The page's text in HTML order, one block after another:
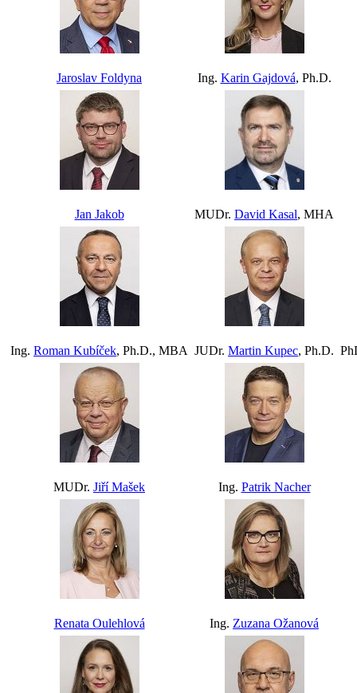
Jaroslav Foldyna Ing. Karin Gajdová, Ph.D.
Jan Jakob MUDr. David Kasal, MHA
Ing. Roman Kubíček, Ph.D., MBA JUDr. Martin Kupec, Ph.D.
MUDr. Jiří Mašek Ing. Patrik Nacher
Renata Oulehlová Ing. Zuzana Ožanová